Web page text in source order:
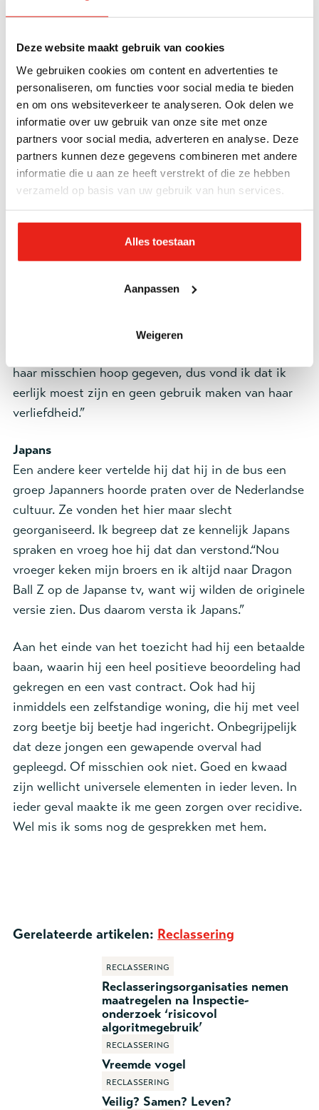
Deze website maakt gebruik van cookies
We gebruiken cookies om content en advertenties te
personaliseren, om functies voor social media te bieden
en om ons websiteverkeer te analyseren. Ook delen we
informatie over uw gebruik van onze site met onze
partners voor social media, adverteren en analyse. Deze
partners kunnen deze gegevens combineren met andere
informatie die u aan ze heeft verstrekt of die ze hebben
verzameld op basis van uw gebruik van hun services.
Alles toestaan
Aanpassen
Weigeren
Of toch? Hij komt wel met de vraag hoe je kan
meer ongedaan kunt maken. We praten over wat
een goed leven is. Of dat voor iedereen verschilt of
dat er universele elementen zijn die voor iedereen
hetzelfde zijn?
Hij deelt voorzichtig ook zijn dromen voor zijn
eigen toekomst. Die zijn wel universeel te noemen.
Hij wil graag een eigen bedrijf hebben, een huis in
een rustige buurt en een vriendin. En te zijner tijd
meegemaakt dat een meisje wel verliefd op hem
zag. “Dan had ik natuurlijk wel gewoon een one
haar misschien hoop gegeven, dus vond ik dat ik
eerlijk moest zijn en geen gebruik maken van haar
verliefdheid.”
Japans
Een andere keer vertelde hij dat hij in de bus een
groep Japanners hoorde praten over de Nederlandse
cultuur. Ze vonden het hier maar slecht
georganiseerd. Ik begreep dat ze kennelijk Japans
spraken en vroeg hoe hij dat dan verstond.“Nou
vroeger keken mijn broers en ik altijd naar Dragon
Ball Z op de Japanse tv, want wij wilden de originele
versie zien. Dus daarom versta ik Japans.”
Aan het einde van het toezicht had hij een betaalde
baan, waarin hij een heel positieve beoordeling had
gekregen en een vast contract. Ook had hij
inmiddels een zelfstandige woning, die hij met veel
zorg beetje bij beetje had ingericht. Onbegrijpelijk
dat deze jongen een gewapende overval had
gepleegd. Of misschien ook niet. Goed en kwaad
zijn wellicht universele elementen in ieder leven. In
ieder geval maakte ik me geen zorgen over recidive.
Wel mis ik soms nog de gesprekken met hem.
Gerelateerde artikelen: Reclassering
Reclasseringsorganisaties nemen
maatregelen na Inspectie-
onderzoek ‘risicovol
algoritmegebruik’
Reclassering
Vreemde vogel
Reclassering
Veilig? Samen? Leven?
Reclassering